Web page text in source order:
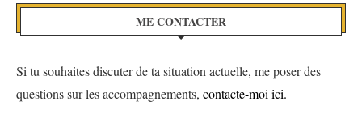
ME CONTACTER
Si tu souhaites discuter de ta situation actuelle, me poser des
questions sur les accompagnements, contacte-moi ici.